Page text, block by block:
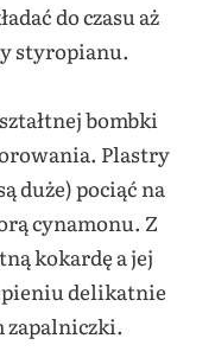
do czasu aż
styropianu.
bombki
Plastry
duże) pociąć na
cynamonu. Z
kokardę a jej
delikatnie
zapalniczki.